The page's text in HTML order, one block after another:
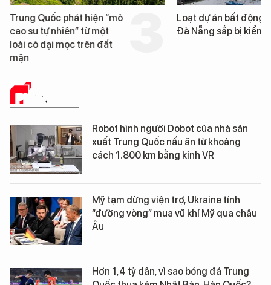
Trung Quốc phát hiện “mỏ
cao su tự nhiên” từ một
loài cỏ dại mọc trên đất
mặn
Loạt dự án bất động
Đà Nẵng sắp bị kiểm
PHÂN TÍCH
Robot hình người Dobot của nhà sản
xuất Trung Quốc nấu ăn từ khoảng
cách 1.800 km bằng kính VR
Mỹ tạm dừng viện trợ, Ukraine tính
“đường vòng” mua vũ khí Mỹ qua châu
Âu
Hơn 1,4 tỷ dân, vì sao bóng đá Trung